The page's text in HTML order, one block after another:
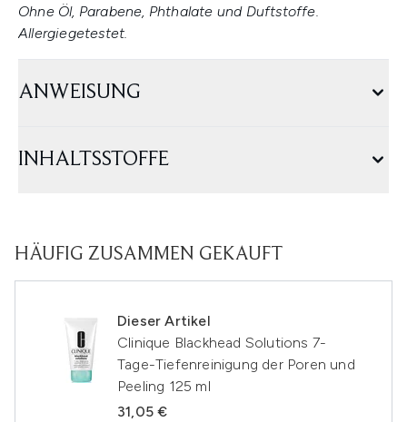
Ohne Öl, Parabene, Phthalate und Duftstoffe.
Allergiegetestet.
ANWEISUNG
INHALTSSTOFFE
HÄUFIG ZUSAMMEN GEKAUFT
Dieser Artikel
Clinique Blackhead Solutions 7-
Tage-Tiefenreinigung der Poren und
Peeling 125 ml
31,05 €